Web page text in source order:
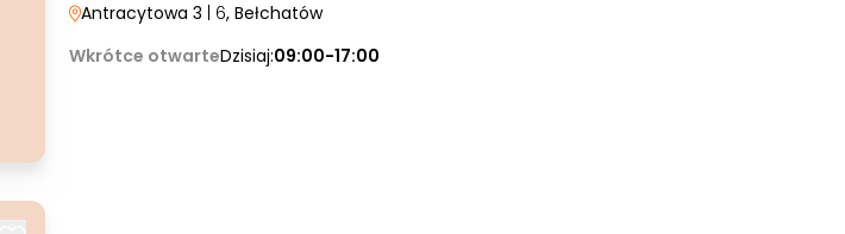
Antracytowa 3 | 6, Bełchatów
Wkrótce otwarteDzisiaj:09:00-17:00